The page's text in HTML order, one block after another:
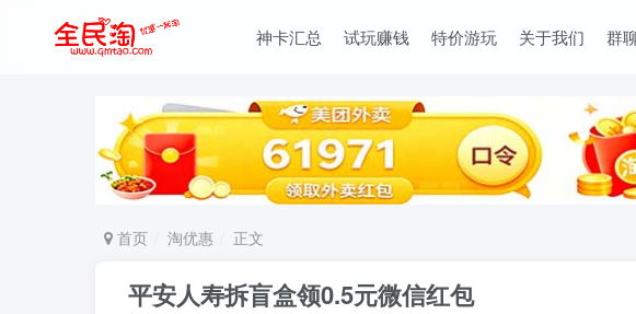
神卡汇总 试玩赚钱 特价游玩 关于我们 群
首页 淘优惠 正文
平安人寿拆盲盒领0.5元微信红包